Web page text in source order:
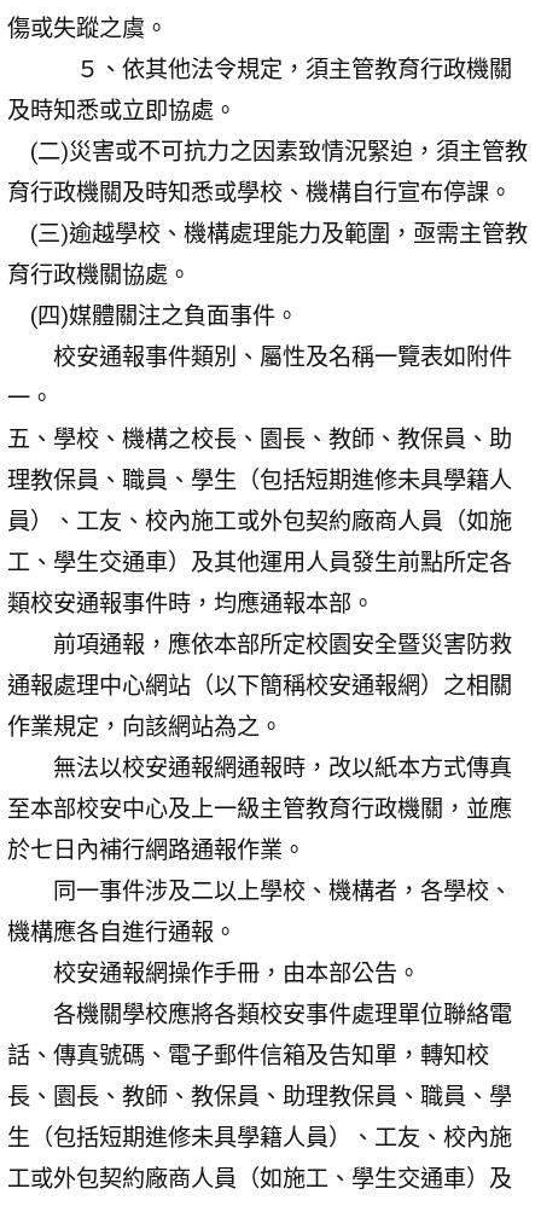
傷或失蹤之虞。
５、依其他法令規定，須主管教育行政機關
及時知悉或立即協處。
(二)災害或不可抗力之因素致情況緊迫，須主管教
育行政機關及時知悉或學校、機構自行宣布停課。
(三)逾越學校、機構處理能力及範圍，亟需主管教
育行政機關協處。
(四)媒體關注之負面事件。
校安通報事件類別、屬性及名稱一覽表如附件
一。
五、學校、機構之校長、園長、教師、教保員、助
理教保員、職員、學生（包括短期進修未具學籍人
員）、工友、校內施工或外包契約廠商人員（如施
工、學生交通車）及其他運用人員發生前點所定各
類校安通報事件時，均應通報本部。
前項通報，應依本部所定校園安全暨災害防救
通報處理中心網站（以下簡稱校安通報網）之相關
作業規定，向該網站為之。
無法以校安通報網通報時，改以紙本方式傳真
至本部校安中心及上一級主管教育行政機關，並應
於七日內補行網路通報作業。
同一事件涉及二以上學校、機構者，各學校、
機構應各自進行通報。
校安通報網操作手冊，由本部公告。
各機關學校應將各類校安事件處理單位聯絡電
話、傳真號碼、電子郵件信箱及告知單，轉知校
長、園長、教師、教保員、助理教保員、職員、學
生（包括短期進修未具學籍人員）、工友、校內施
工或外包契約廠商人員（如施工、學生交通車）及